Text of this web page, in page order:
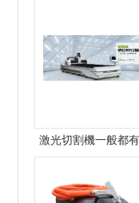
激光切割機一般都